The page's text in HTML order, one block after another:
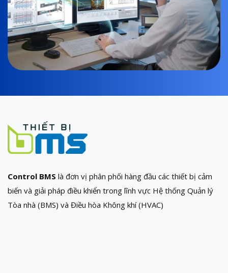
Control BMS là đơn vị phân phối hàng đầu các thiết bị cảm
biến và giải pháp điều khiển trong lĩnh vực Hệ thống Quản lý
Tòa nhà (BMS) và Điều hòa Không khí (HVAC)